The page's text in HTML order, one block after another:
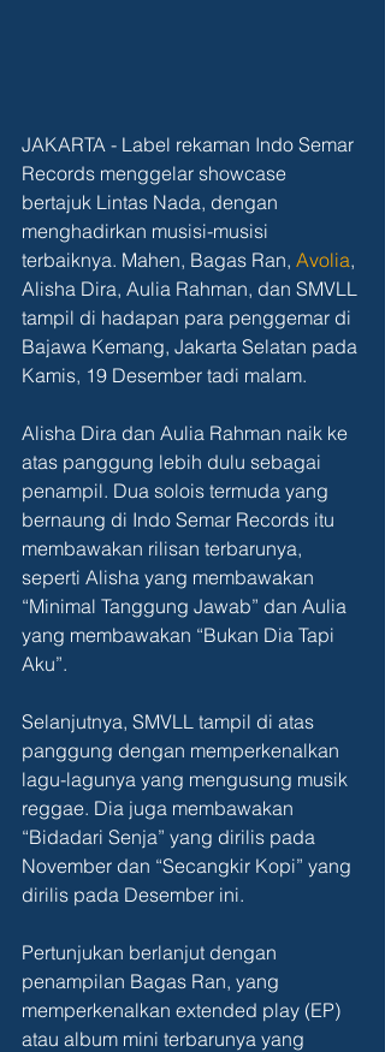
JAKARTA - Label rekaman Indo Semar
Records menggelar showcase
bertajuk Lintas Nada, dengan
menghadirkan musisi-musisi
terbaiknya. Mahen, Bagas Ran, Avolia,
Alisha Dira, Aulia Rahman, dan SMVLL
tampil di hadapan para penggemar di
Bajawa Kemang, Jakarta Selatan pada
Kamis, 19 Desember tadi malam.
Alisha Dira dan Aulia Rahman naik ke
atas panggung lebih dulu sebagai
penampil. Dua solois termuda yang
bernaung di Indo Semar Records itu
membawakan rilisan terbarunya,
seperti Alisha yang membawakan
“Minimal Tanggung Jawab” dan Aulia
yang membawakan “Bukan Dia Tapi
Aku”.
Selanjutnya, SMVLL tampil di atas
panggung dengan memperkenalkan
lagu-lagunya yang mengusung musik
reggae. Dia juga membawakan
“Bidadari Senja” yang dirilis pada
November dan “Secangkir Kopi” yang
dirilis pada Desember ini.
Pertunjukan berlanjut dengan
penampilan Bagas Ran, yang
memperkenalkan extended play (EP)
atau album mini terbarunya yang